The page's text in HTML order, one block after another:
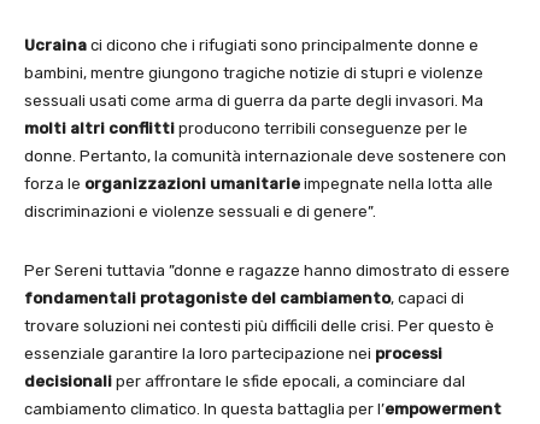
Ucraina ci dicono che i rifugiati sono principalmente donne e
bambini, mentre giungono tragiche notizie di stupri e violenze
sessuali usati come arma di guerra da parte degli invasori. Ma
molti altri conflitti producono terribili conseguenze per le
donne. Pertanto, la comunità internazionale deve sostenere con
forza le organizzazioni umanitarie impegnate nella lotta alle
discriminazioni e violenze sessuali e di genere”.
Per Sereni tuttavia ”donne e ragazze hanno dimostrato di essere
fondamentali protagoniste del cambiamento, capaci di
trovare soluzioni nei contesti più difficili delle crisi. Per questo è
essenziale garantire la loro partecipazione nei processi
decisionali per affrontare le sfide epocali, a cominciare dal
cambiamento climatico. In questa battaglia per l’empowerment